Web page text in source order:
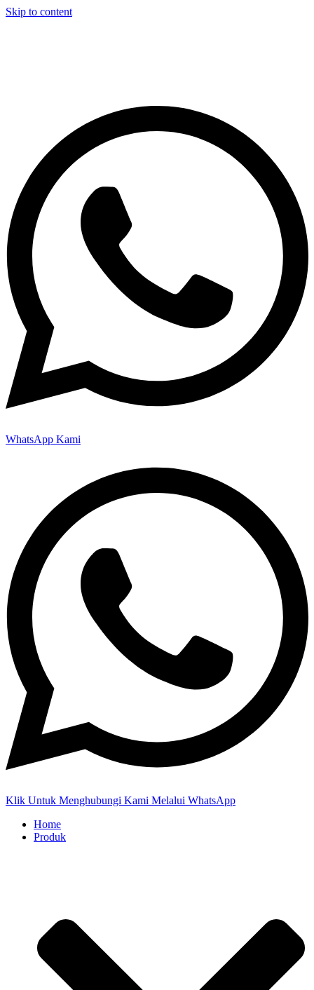
Skip to content
WhatsApp Kami
Klik Untuk Menghubungi Kami Melalui WhatsApp
Home
Produk